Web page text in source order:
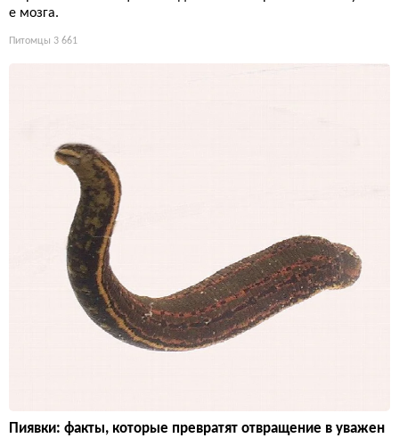
е мозга.
Питомцы 3 661
Пиявки: факты, которые превратят отвращение в уважен